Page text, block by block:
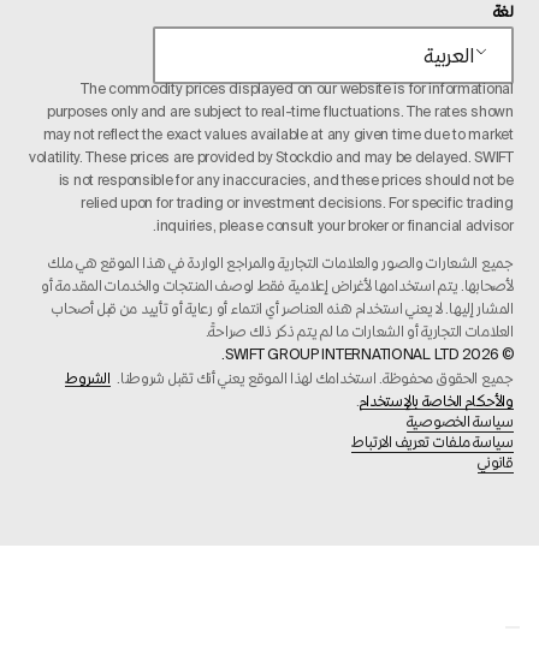
لغة
العربية
The commodity prices displayed on our website is for informational
purposes only and are subject to real-time fluctuations. The rates shown
may not reflect the exact values available at any given time due to market
volatility. These prices are provided by Stockdio and may be delayed. SWIFT
is not responsible for any inaccuracies, and these prices should not be
relied upon for trading or investment decisions. For specific trading
inquiries, please consult your broker or financial advisor.
جميع الشعارات والصور والعلامات التجارية والمراجع الواردة في هذا الموقع هي ملك
لأصحابها. يتم استخدامها لأغراض إعلامية فقط لوصف المنتجات والخدمات المقدمة أو
المشار إليها. لا يعني استخدام هذه العناصر أي انتماء أو رعاية أو تأييد من قبل أصحاب
العلامات التجارية أو الشعارات ما لم يتم ذكر ذلك صراحةً.
© 2026 SWIFT GROUP INTERNATIONAL LTD.
جميع الحقوق محفوظة. استخدامك لهذا الموقع يعني أنك تقبل شروطنا. الشروط
والأحكام الخاصة بالإستخدام
سياسة الخصوصية
سياسة ملفات تعريف الارتباط
قانوني